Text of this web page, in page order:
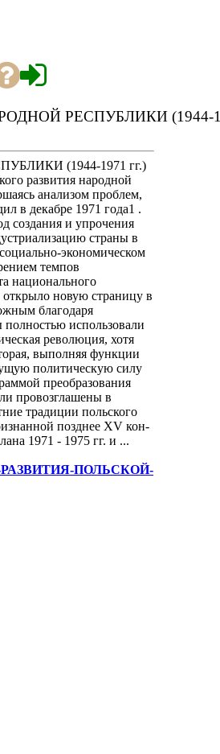
РЕСПУБЛИКИ (1944-
(1944-1971 гг.)
развития народной
анализом проблем,
в декабре 1971 года1 .
создания и упрочения
страны в
экономическом
темпов
национального
новую страницу в
благодаря
использовали
революция, хотя
выполняя функции
политическую силу
преобразования
провозглашены в
традиции польского
позднее XV кон-
1971 - 1975 гг. и ...
РАЗВИТИЯ-ПОЛЬСКОЙ-